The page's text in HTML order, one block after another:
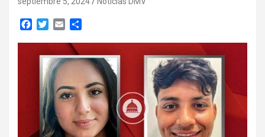
i
t
t
e
r
a
i
p
t
i
r